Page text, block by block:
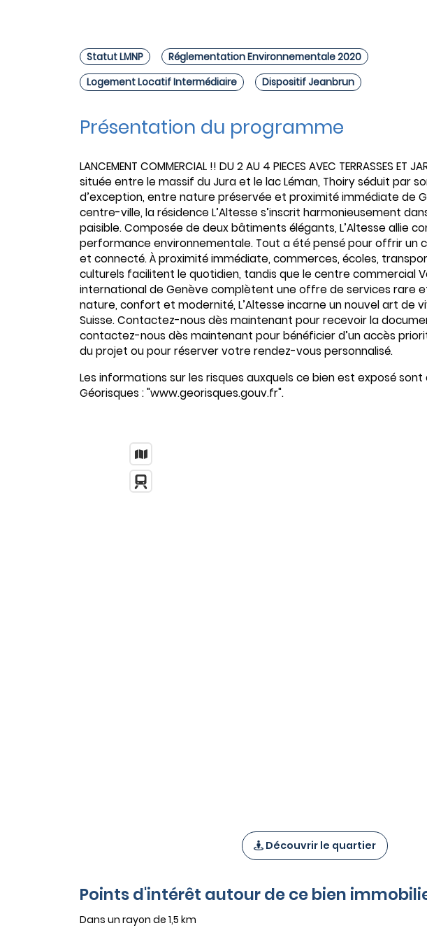
Statut LMNP
Réglementation Environnementale 2020
Logement Locatif Intermédiaire
Dispositif Jeanbrun
Présentation du programme
LANCEMENT COMMERCIAL !! DU 2 AU 4 PIECES AVEC TERRASSES ET
située entre le massif du Jura et le lac Léman, Thoiry séduit par
d’exception, entre nature préservée et proximité immédiate de
centre-ville, la résidence L’Altesse s’inscrit harmonieusement
paisible. Composée de deux bâtiments élégants, L’Altesse allie
performance environnementale. Tout a été pensé pour offrir un
et connecté. À proximité immédiate, commerces, écoles,
culturels facilitent le quotidien, tandis que le centre commercial
international de Genève complètent une offre de services rare
nature, confort et modernité, L’Altesse incarne un nouvel art de
Suisse. Contactez-nous dès maintenant pour recevoir la
contactez-nous dès maintenant pour bénéficier d’un accès
du projet ou pour réserver votre rendez-vous personnalisé.
Les informations sur les risques auxquels ce bien est exposé sont
Géorisques : "www.georisques.gouv.fr".
Découvrir le quartier
Points d'intérêt autour de ce bien
Dans un rayon de 1,5 km